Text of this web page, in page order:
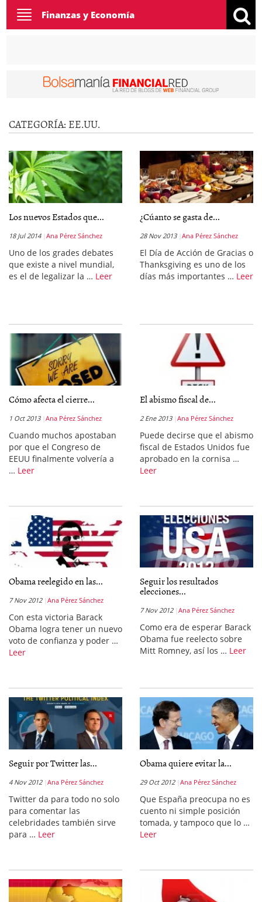
Toggle
navigation
Finanzas y Economía
CATEGORÍA: EE.UU.
Los nuevos Estados que...
18 Jul 2014 Ana Pérez Sánchez
Uno de los grades debates
que existe a nivel mundial,
es el de legalizar la … Leer
¿Cúanto se gasta de...
28 Nov 2013 Ana Pérez Sánchez
El Día de Acción de Gracias o
Thanksgiving es uno de los
días más importantes … Leer
Cómo afecta el cierre...
1 Oct 2013 Ana Pérez Sánchez
Cuando muchos apostaban
por que el Congreso de
EEUU finalmente volvería a
… Leer
El abismo fiscal de...
2 Ene 2013 Ana Pérez Sánchez
Puede decirse que el abismo
fiscal de Estados Unidos fue
aprobado en la cornisa …
Leer
Obama reelegido en las...
7 Nov 2012 Ana Pérez Sánchez
Con esta victoria Barack
Obama logra tener un nuevo
voto de confianza y poder …
Leer
Seguir los resultados
elecciones...
7 Nov 2012 Ana Pérez Sánchez
Como era de esperar Barack
Obama fue reelecto sobre
Mitt Romney, así los … Leer
Seguir por Twitter las...
4 Nov 2012 Ana Pérez Sánchez
Twitter da para todo no solo
para comentar las
celebridades también sirve
para … Leer
Obama quiere evitar la...
29 Oct 2012 Ana Pérez Sánchez
Que España preocupa no es
cuento ni simple posición
tomada, y tampoco que lo …
Leer